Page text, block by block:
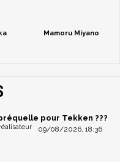
Mamoru Miyano
pour Tekken ???
09/08/2026, 18:36